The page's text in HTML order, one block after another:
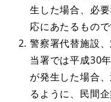
生した場合、必
応にあたるもので
警察署代替施設
当署では平成30
が発生した場合
るように、民間